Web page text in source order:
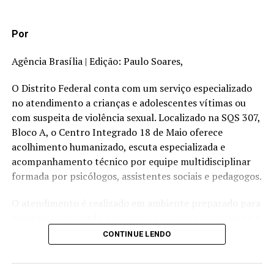
diversificada, com profundidade narrativa, valorização
de saberes e povos tradicionais e espaço garantido para
as vozes amazônicas.
TÓPICOS RELACIONADOS:
A SEGUIR
Deputados aprovam faixas de pedestre elevadas em
frente a escolas e hospitais
NÃO PERCA
Arquivo Público ganha acervo fotográfico de Stellio
Por
Agência Brasília | Edição: Paulo Soares,
O Distrito Federal conta com um serviço especializado
no atendimento a crianças e adolescentes vítimas ou
com suspeita de violência sexual. Localizado na SQS 307,
Bloco A, o Centro Integrado 18 de Maio oferece
acolhimento humanizado, escuta especializada e
acompanhamento técnico por equipe multidisciplinar
formada por psicólogos, assistentes sociais e pedagogos.
seus familiares. Um dos principais diferenciais do serviço
é a escuta especializada, procedimento previsto na Lei
nº 13.431/2017, que busca evitar a revitimização de
CONTINUE LENDO